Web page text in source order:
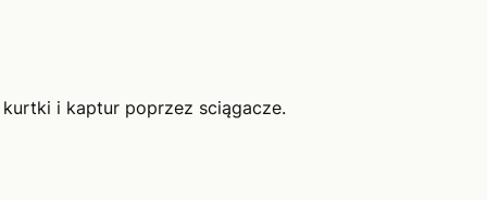
kurtki i kaptur poprzez sciągacze.